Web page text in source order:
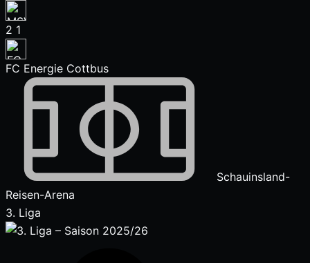
2 1
FC Energie Cottbus
Schauinsland-
Reisen-Arena
3. Liga